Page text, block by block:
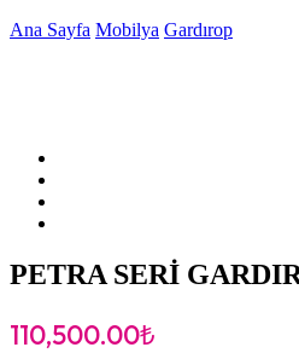
Ana Sayfa Mobilya Gardırop
PETRA SERİ
110,500.00₺